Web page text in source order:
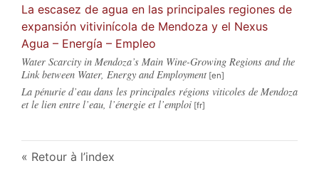
La escasez de agua en las principales regiones de
expansión vitivinícola de Mendoza y el Nexus
Agua – Energía – Empleo
Water Scarcity in Mendoza’s Main Wine-Growing Regions and the
Link between Water, Energy and Employment
La pénurie d’eau dans les principales régions viticoles de Mendoza
et le lien entre l’eau, l’énergie et l’emploi
Retour à l’index